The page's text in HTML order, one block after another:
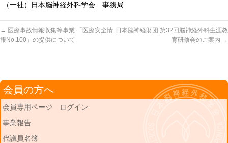
（一社）日本脳神経外科学会 事務局
← 医療事故情報収集等事業 「医療安全情
報No.100」の提供について
日本脳神経財団 第32回脳神経外科生涯教
育研修会のご案内 →
会員の方へ
会員専用ページ ログイン
事業報告
代議員名簿